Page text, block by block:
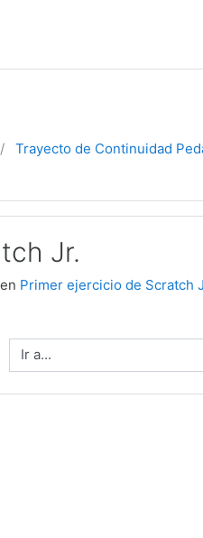
Trayecto de Continuidad
Jr.
Primer ejercicio de Scratch
Ir a...